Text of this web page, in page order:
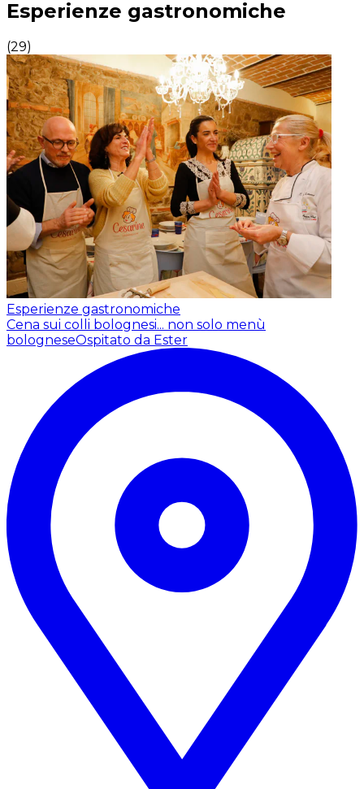
Esperienze gastronomiche
(29)
Esperienze gastronomiche
Cena sui colli bolognesi... non solo menù
bologneseOspitato da Ester